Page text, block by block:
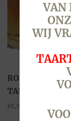
ROZIJNEN
TARWE, PER
€0,90
VAN
WIJ